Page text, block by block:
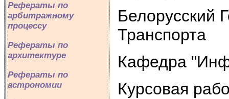
Рефераты по
арбитражному
процессу
Рефераты по
архитектуре
Рефераты по
астрономии
Белорусский
Транспорта
Кафедра
Курсовая